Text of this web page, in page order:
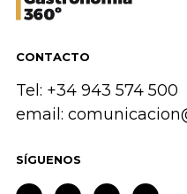
CONTACTO
Tel: +34 943 574 500
email:
SÍGUENOS